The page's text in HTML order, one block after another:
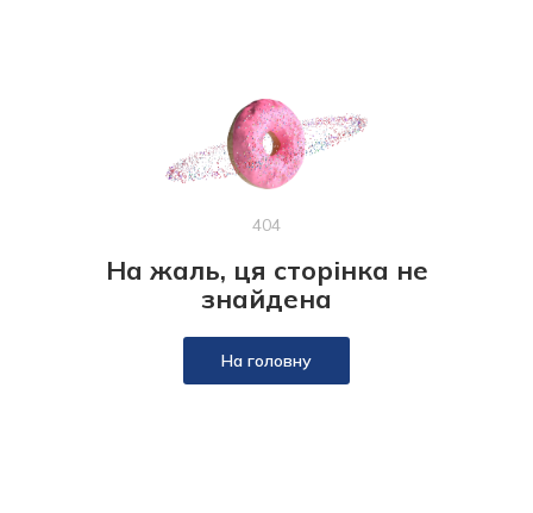
404
На жаль, ця сторінка не
знайдена
На головну